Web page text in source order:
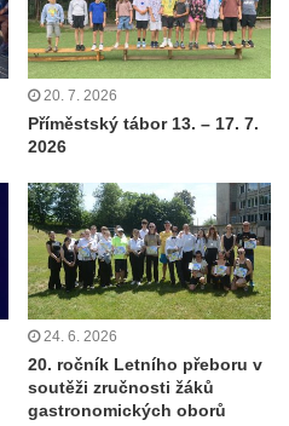
20. 7. 2026
Příměstský tábor 13. – 17. 7.
2026
24. 6. 2026
20. ročník Letního přeboru v
soutěži zručnosti žáků
gastronomických oborů